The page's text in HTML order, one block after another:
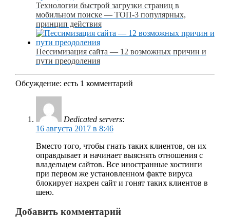
Технологии быстрой загрузки страниц в
мобильном поиске — ТОП-3 популярных,
принцип действия
Пессимизация сайта — 12 возможных причин и
пути преодоления
Обсуждение: есть 1 комментарий
Dedicated servers:
16 августа 2017 в 8:46
Вместо того, чтобы гнать таких клиентов, он их
оправдывает и начинает выяснять отношения с
владельцем сайтов. Все иностранные хостинги
при первом же установленном факте вируса
блокирует нахрен сайт и гонят таких клиентов в
шею.
Добавить комментарий